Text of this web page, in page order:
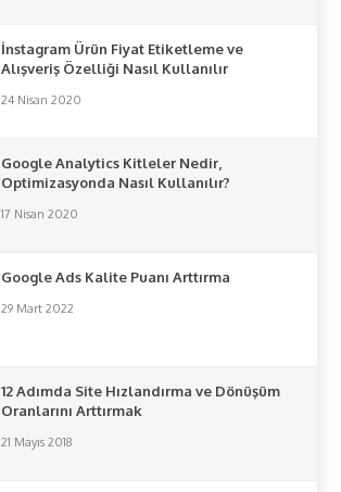
İnstagram Ürün Fiyat Etiketleme ve
Alışveriş Özelliği Nasıl Kullanılır
24 Nisan 2020
Google Analytics Kitleler Nedir,
Optimizasyonda Nasıl Kullanılır?
17 Nisan 2020
Google Ads Kalite Puanı Arttırma
29 Mart 2022
12 Adımda Site Hızlandırma ve Dönüşüm
Oranlarını Arttırmak
21 Mayıs 2018